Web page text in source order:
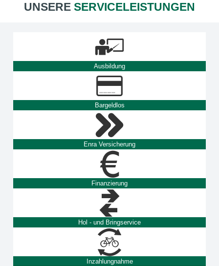
UNSERE SERVICELEISTUNGEN
Ausbildung
Bargeldlos
Enra Versicherung
Finanzierung
Hol - und Bringservice
Inzahlungnahme